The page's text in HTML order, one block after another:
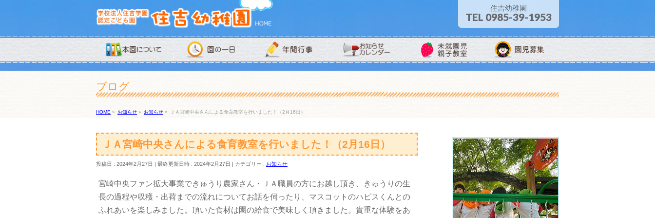
住吉幼稚園
TEL 0985-39-1953
ブログ
HOME » お知らせ » お知らせ » ＪＡ宮崎中央さんによる食育教室を行いました！（2月16日）
ＪＡ宮崎中央さんによる食育教室を行いました！（2月16日）
投稿日 : 2024年2月27日 最終更新日時 : 2024年2月27日 カテゴリー : お知らせ
宮崎中央ファン拡大事業できゅうり農家さん・ＪＡ職員の方にお越し頂き、きゅうりの生
長の過程や収穫・出荷までの流れについてお話を伺ったり、マスコットのハピスくんとの
ふれあいを楽しみました。頂いた食材は園の給食で美味しく頂きました。貴重な体験をあ